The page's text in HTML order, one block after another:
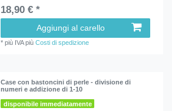
18,90 € *
Aggiungi al carello
*più IVApiùCosti di spedizione
Case con bastoncini di perle - divisione di
numeri e addizione di 1-10
disponibile immediatamente